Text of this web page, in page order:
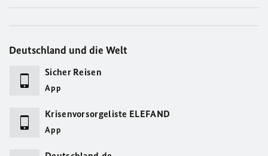
Deutschland und die Welt
Sicher Reisen
App
Krisenvorsorgeliste ELEFAND
App